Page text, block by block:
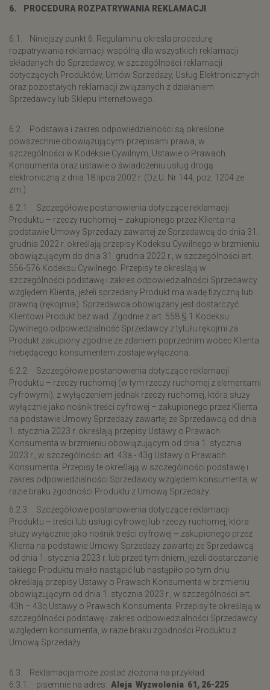
6. PROCEDURA ROZPATRYWANIA REKLAMACJI
6.1. Niniejszy punkt 6. Regulaminu określa procedurę
rozpatrywania reklamacji wspólną dla wszystkich reklamacji
składanych do Sprzedawcy, w szczególności reklamacji
dotyczących Produktów, Umów Sprzedaży, Usług Elektronicznych
oraz pozostałych reklamacji związanych z działaniem
Sprzedawcy lub Sklepu Internetowego.
6.2. Podstawa i zakres odpowiedzialności są określone
powszechnie obowiązującymi przepisami prawa, w
szczególności w Kodeksie Cywilnym, Ustawie o Prawach
Konsumenta oraz ustawie o świadczeniu usług drogą
elektroniczną z dnia 18 lipca 2002 r. (Dz.U. Nr 144, poz. 1204 ze
zm.).
6.2.1. Szczegółowe postanowienia dotyczące reklamacji
Produktu – rzeczy ruchomej – zakupionego przez Klienta na
podstawie Umowy Sprzedaży zawartej ze Sprzedawcą do dnia 31.
grudnia 2022 r. określają przepisy Kodeksu Cywilnego w brzmieniu
obowiązującym do dnia 31. grudnia 2022 r., w szczególności art.
556-576 Kodeksu Cywilnego. Przepisy te określają w
szczególności podstawę i zakres odpowiedzialności Sprzedawcy
względem Klienta, jeżeli sprzedany Produkt ma wadę fizyczną lub
prawną (rękojmia). Sprzedawca obowiązany jest dostarczyć
Klientowi Produkt bez wad. Zgodnie z art. 558 § 1 Kodeksu
Cywilnego odpowiedzialność Sprzedawcy z tytułu rękojmi za
Produkt zakupiony zgodnie ze zdaniem poprzednim wobec Klienta
niebędącego konsumentem zostaje wyłączona.
6.2.2. Szczegółowe postanowienia dotyczące reklamacji
Produktu – rzeczy ruchomej (w tym rzeczy ruchomej z elementami
cyfrowymi), z wyłączeniem jednak rzeczy ruchomej, która służy
wyłącznie jako nośnik treści cyfrowej – zakupionego przez Klienta
na podstawie Umowy Sprzedaży zawartej ze Sprzedawcą od dnia
1. stycznia 2023 r. określają przepisy Ustawy o Prawach
Konsumenta w brzmieniu obowiązującym od dnia 1. stycznia
2023 r., w szczególności art. 43a - 43g Ustawy o Prawach
Konsumenta. Przepisy te określają w szczególności podstawę i
zakres odpowiedzialności Sprzedawcy względem konsumenta, w
razie braku zgodności Produktu z Umową Sprzedaży.
6.2.3. Szczegółowe postanowienia dotyczące reklamacji
Produktu – treści lub usługi cyfrowej lub rzeczy ruchomej, która
służy wyłącznie jako nośnik treści cyfrowej – zakupionego przez
Klienta na podstawie Umowy Sprzedaży zawartej ze Sprzedawcą
od dnia 1. stycznia 2023 r. lub przed tym dniem, jeżeli dostarczanie
takiego Produktu miało nastąpić lub nastąpiło po tym dniu
określają przepisy Ustawy o Prawach Konsumenta w brzmieniu
obowiązującym od dnia 1. stycznia 2023 r., w szczególności art.
43h – 43q Ustawy o Prawach Konsumenta. Przepisy te określają w
szczególności podstawę i zakres odpowiedzialności Sprzedawcy
względem konsumenta, w razie braku zgodności Produktu z
Umową Sprzedaży.
6.3. Reklamacja może zostać złożona na przykład:
6.3.1. pisemnie na adres: Aleja Wyzwolenia 61, 26-225